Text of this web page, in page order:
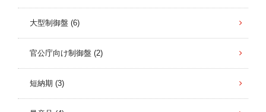
大型制御盤 (6)
官公庁向け制御盤 (2)
短納期 (3)